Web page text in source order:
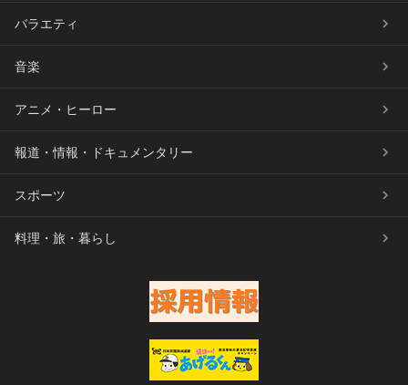
バラエティ
音楽
アニメ・ヒーロー
報道・情報・ドキュメンタリー
スポーツ
料理・旅・暮らし